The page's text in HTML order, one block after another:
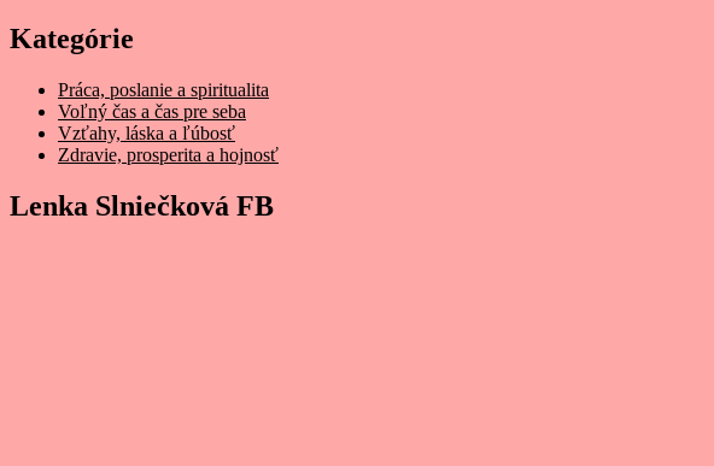
Kategórie
Práca, poslanie a spiritualita
Voľný čas a čas pre seba
Vzťahy, láska a ľúbosť
Zdravie, prosperita a hojnosť
Lenka Slniečková FB